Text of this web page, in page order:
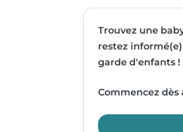
Trouvez une
restez
garde d'enfants !
Commencez